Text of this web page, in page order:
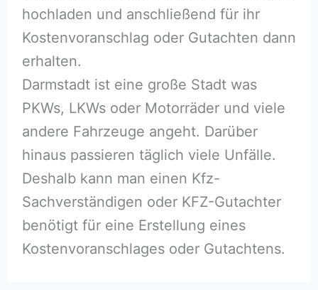
hochladen und anschließend für ihr
Kostenvoranschlag oder Gutachten dann
erhalten.
Darmstadt ist eine große Stadt was
PKWs, LKWs oder Motorräder und viele
andere Fahrzeuge angeht. Darüber
hinaus passieren täglich viele Unfälle.
Deshalb kann man einen Kfz-
Sachverständigen oder KFZ-Gutachter
benötigt für eine Erstellung eines
Kostenvoranschlages oder Gutachtens.